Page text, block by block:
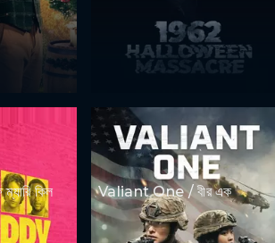
কিল Valiant One / বীর এক